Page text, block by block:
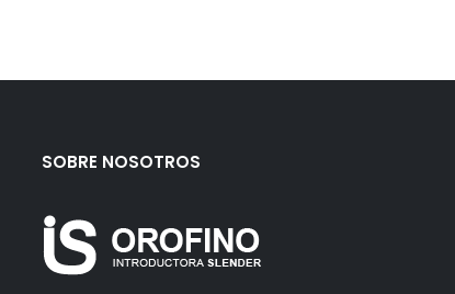
SOBRE NOSOTROS